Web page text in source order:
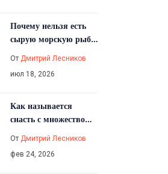
Почему нельзя есть
сырую морскую рыбу:
риски
От Дмитрий Лесников
июл 18, 2026
Как называется
снасть с множеством
используют?
От Дмитрий Лесников
фев 24, 2026